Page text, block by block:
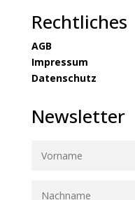
Rechtliches
AGB
Impressum
Datenschutz
Newsletter